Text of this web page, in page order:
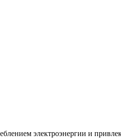
электроэнергии и